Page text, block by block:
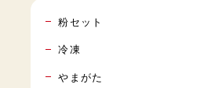
粉セット
冷凍
やまがた